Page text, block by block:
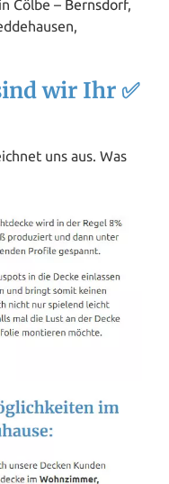
Cölbe – Bernsdorf,
wir Ihr ✅
uns aus. Was